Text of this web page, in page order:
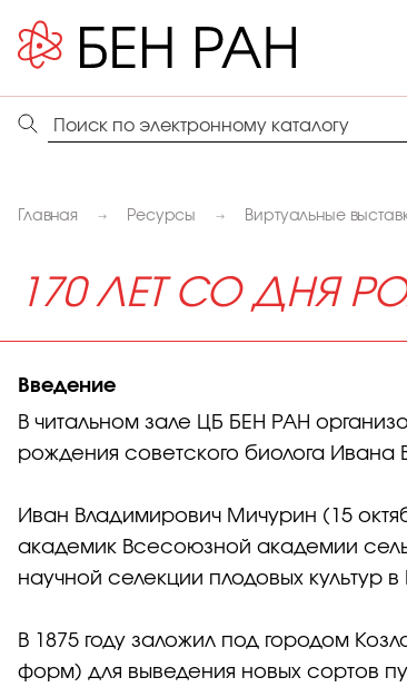
Главная Ресурсы Виртуальные
170 ЛЕТ СО ДНЯ
Введение
В читальном зале ЦБ БЕН РАН
рождения советского биолога
Иван Владимирович Мичурин (15
академик Всесоюзной академии
научной селекции плодовых культур
В 1875 году заложил под городом
форм) для выведения новых сортов